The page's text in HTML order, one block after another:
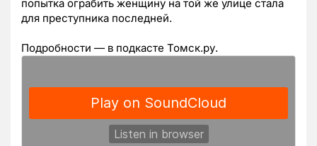
попытка ограбить женщину на той же улице стала
для преступника последней.
Подробности — в подкасте Томск.ру.